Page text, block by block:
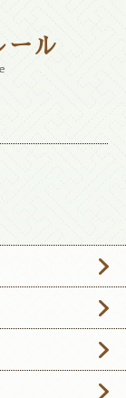
ール